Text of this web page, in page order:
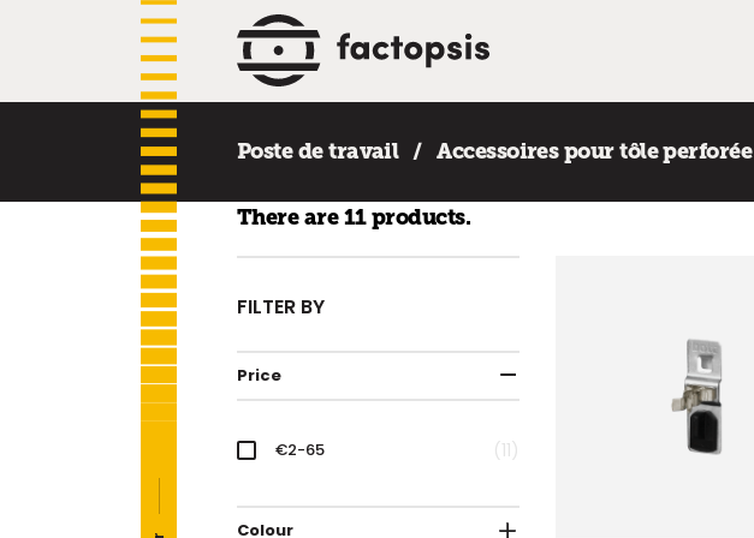
Poste de travail Accessoires pour tôle perforée
There are 11 products.
FILTER BY
Price
€2-65 11
Colour